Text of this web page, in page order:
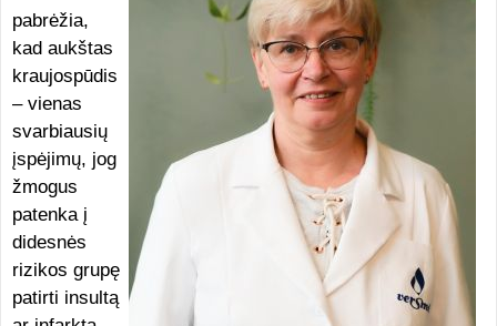
pabrėžia,
kad aukštas
kraujospūdis
– vienas
svarbiausių
įspėjimų, jog
žmogus
patenka į
didesnės
rizikos grupę
patirti insultą